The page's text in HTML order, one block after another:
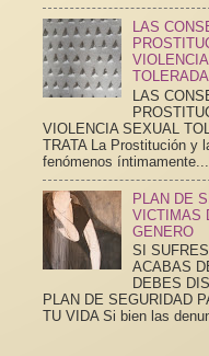
LAS
LAS
VIOLENCIA SEXUAL
TRATA La Prostitución y
fenómenos íntimamente...
PLAN DE
VICTIMAS
GENERO
SI
ACABAS
DEBES
PLAN DE SEGURIDAD
TU VIDA Si bien las